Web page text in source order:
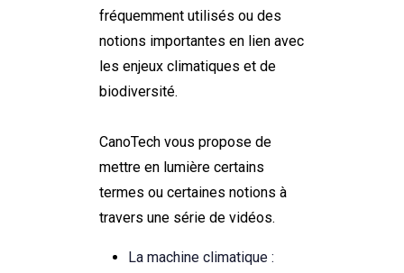
fréquemment utilisés ou des
notions importantes en lien avec
les enjeux climatiques et de
biodiversité.
CanoTech vous propose de
mettre en lumière certains
termes ou certaines notions à
travers une série de vidéos.
La machine climatique :